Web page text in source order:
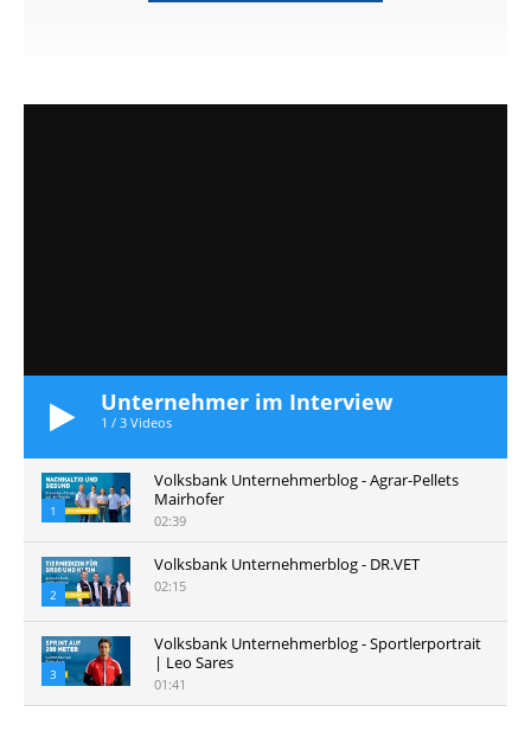
Unternehmer im Interview
1 / 3 Videos
1
Volksbank Unternehmerblog - Agrar-Pellets
Mairhofer
02:39
2
Volksbank Unternehmerblog - DR.VET
02:15
3
Volksbank Unternehmerblog - Sportlerportrait
| Leo Sares
01:41